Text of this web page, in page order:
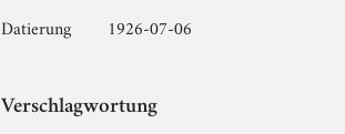
Datierung
1926-07-06
Verschlagwortung